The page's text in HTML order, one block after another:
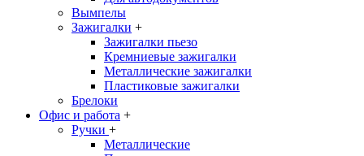
Вымпелы
Зажигалки +
Зажигалки пьезо
Кремниевые зажигалки
Металлические зажигалки
Пластиковые зажигалки
Брелоки
Офис и работа +
Ручки +
Металлические